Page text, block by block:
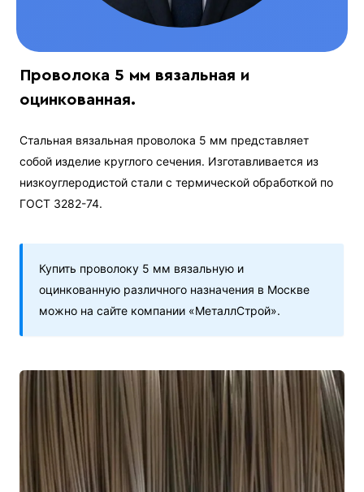
Проволока 5 мм вязальная и
оцинкованная.
Стальная вязальная проволока 5 мм представляет
собой изделие круглого сечения. Изготавливается из
низкоуглеродистой стали с термической обработкой по
ГОСТ 3282-74.
Купить проволоку 5 мм вязальную и
оцинкованную различного назначения в Москве
можно на сайте компании «МеталлСтрой».